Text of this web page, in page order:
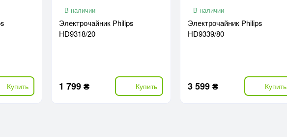
Купить
В наличии
Электрочайник Philips
HD9318/20
1 799 ₴ Купить
В наличии
Электрочайник Philips
HD9339/80
3 599 ₴ Купить